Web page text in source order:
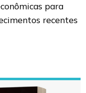
para
recentes